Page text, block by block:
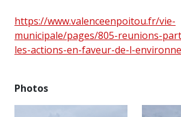
https://www.valenceenpoitou.fr/vie-
municipale/pages/805-reunions-
les-actions-en-faveur-de-l-
Photos